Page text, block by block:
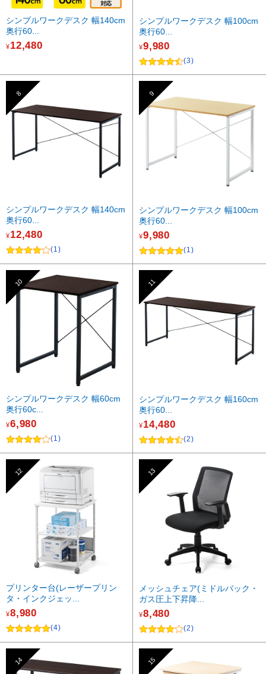
シンプルワークデスク 幅140cm
奥行60...
¥12,480
シンプルワークデスク 幅100cm
奥行60...
¥9,980
(3)
8
シンプルワークデスク 幅140cm
奥行60...
¥12,480
(1)
9
シンプルワークデスク 幅100cm
奥行60...
¥9,980
(1)
10
シンプルワークデスク 幅60cm
奥行60c...
¥6,980
(1)
11
シンプルワークデスク 幅160cm
奥行60...
¥14,480
(2)
12
プリンター台(レーザープリン
タ・インクジェッ...
¥8,980
(4)
13
メッシュチェア(ミドルバック・
ガス圧上下昇降...
¥8,480
(2)
14 15